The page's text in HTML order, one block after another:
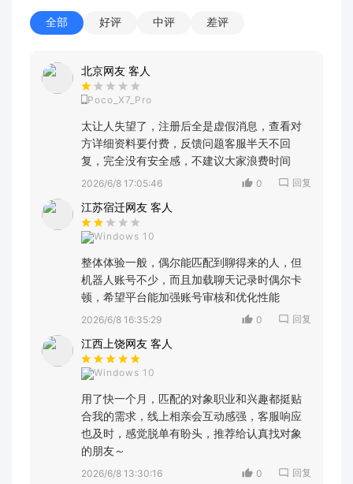
全部 好评 中评 差评
北京网友 客人
Poco_X7_Pro
太让人失望了，注册后全是虚假消息，查看对
方详细资料要付费，反馈问题客服半天不回
复，完全没有安全感，不建议大家浪费时间
2026/6/8 17:05:46 0 回复
江苏宿迁网友 客人
Windows 10
整体体验一般，偶尔能匹配到聊得来的人，但
机器人账号不少，而且加载聊天记录时偶尔卡
顿，希望平台能加强账号审核和优化性能
2026/6/8 16:35:29 0 回复
江西上饶网友 客人
Windows 10
用了快一个月，匹配的对象职业和兴趣都挺贴
合我的需求，线上相亲会互动感强，客服响应
也及时，感觉脱单有盼头，推荐给认真找对象
的朋友～
2026/6/8 13:30:16 0 回复